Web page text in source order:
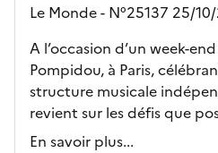
Le Monde - N°25137 25/
A l’occasion d’un week-
Pompidou, à Paris,
structure musicale
revient sur les défis que
En savoir plus...